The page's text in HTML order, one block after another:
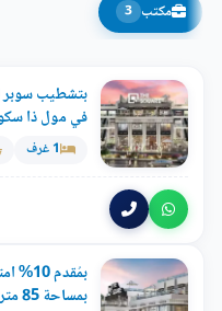
مكتب 3
في مول ذا
1 غرف
بمساحة 85 متر